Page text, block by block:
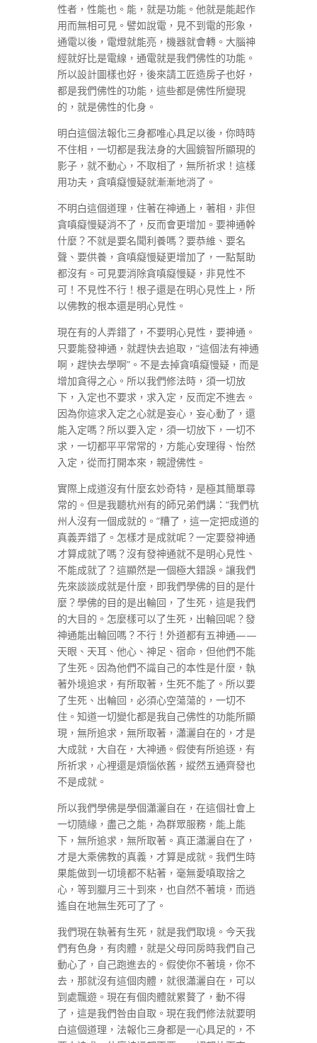
性者，性能也。能，就是功能。他就是能起作
用而無相可見。譬如說電，見不到電的形象，
通電以後，電燈就能亮，機器就會轉。大腦神
經就好比是電線，通電就是我們佛性的功能。
所以設計圖樣也好，後來請工匠造房子也好，
都是我們佛性的功能，這些都是佛性所變現
的，就是佛性的化身。
明白這個法報化三身都唯心具足以後，你時時
不住相，一切都是我法身的大圓鏡智所顯現的
影子，就不動心，不取相了，無所祈求！這樣
用功夫，貪嗔癡慢疑就漸漸地消了。
不明白這個道理，住著在神通上，著相，非但
貪嗔癡慢疑消不了，反而會更增加。要神通幹
什麼？不就是要名聞利養嗎？要恭維、要名
聲、要供養，貪嗔癡慢疑更增加了，一點幫助
都沒有。可見要消除貪嗔癡慢疑，非見性不
可！不見性不行！根子還是在明心見性上，所
以佛教的根本還是明心見性。
現在有的人弄錯了，不要明心見性，要神通。
只要能發神通，就趕快去追取，“這個法有神通
啊，趕快去學啊”。不是去掉貪嗔癡慢疑，而是
增加貪得之心。所以我們修法時，須一切放
下，入定也不要求，求入定，反而定不進去。
因為你這求入定之心就是妄心，妄心動了，還
能入定嗎？所以要入定，須一切放下，一切不
求，一切都平平常常的，方能心安理得、怡然
入定，從而打開本來，親證佛性。
實際上成道沒有什麼玄妙奇特，是極其簡單尋
常的。但是我聽杭州有的師兄弟們講：“我們杭
州人沒有一個成就的。”糟了，這一定把成道的
真義弄錯了。怎樣才是成就呢？一定要發神通
才算成就了嗎？沒有發神通就不是明心見性、
不能成就了？這顯然是一個極大錯誤。讓我們
先來談談成就是什麼，即我們學佛的目的是什
麼？學佛的目的是出輪回，了生死，這是我們
的大目的。怎麼樣可以了生死，出輪回呢？發
神通能出輪回嗎？不行！外道都有五神通——
天眼、天耳、他心、神足、宿命，但他們不能
了生死。因為他們不識自己的本性是什麼，執
著外境追求，有所取著，生死不能了。所以要
了生死、出輪回，必須心空蕩蕩的，一切不
住。知道一切變化都是我自己佛性的功能所顯
現，無所追求，無所取著，瀟灑自在的，才是
大成就，大自在，大神通。假使有所追逐，有
所祈求，心裡還是煩惱依舊，縱然五通齊發也
不是成就。
所以我們學佛是學個瀟灑自在，在這個社會上
一切隨緣，盡己之能，為群眾服務，能上能
下，無所追求，無所取著。真正瀟灑自在了，
才是大乘佛教的真義，才算是成就。我們生時
果能做到一切境都不粘著，毫無愛嗔取捨之
心，等到臘月三十到來，也自然不著境，而逍
遙自在地無生死可了了。
我們現在執著有生死，就是我們取境。今天我
們有色身，有肉體，就是父母同房時我們自己
動心了，自己跑進去的。假使你不著境，你不
去，那就沒有這個肉體，就很瀟灑自在，可以
到處飄遊。現在有個肉體就累贅了，動不得
了，這是我們咎由自取。現在我們修法就要明
白這個道理，法報化三身都是一心具足的，不